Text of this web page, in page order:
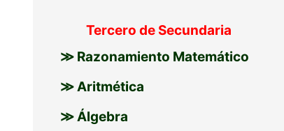
Tercero de Secundaria
≫ Razonamiento Matemático
≫ Aritmética
≫ Álgebra